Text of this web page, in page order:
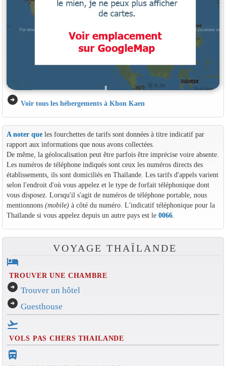
arrow_circle_right Voir tous les hébergements à Khon Kaen
A noter queles fourchettes de tarifs sont données à titre indicatif par
rapport aux informations que nous avons collectées.
De même, la géolocalisation peut être parfois être imprécise voire absente.
Les numéros de téléphone indiqués sont ceux les numéros directs des
établissements, ils sont domiciliés en Thaïlande. Les tarifs d'appels varient
selon l'endroit d'où vous appelez et le type de forfait téléphonique dont
vous disposez. Lorsqu'il s'agit de numéros de téléphone portable, nous
mentionnons (mobile)à côté du numéro. L'indicatif téléphonique pour la
Thaïlande si vous appelez depuis un autre pays est le 0066.
VOYAGE THAÏLANDE
hotel
TROUVER UNE CHAMBRE
arrow_circle_right Trouver un hôtel
arrow_circle_right Guesthouse
flight_takeoff
VOLS PAS CHERS THAILANDE
directions_bus_filled